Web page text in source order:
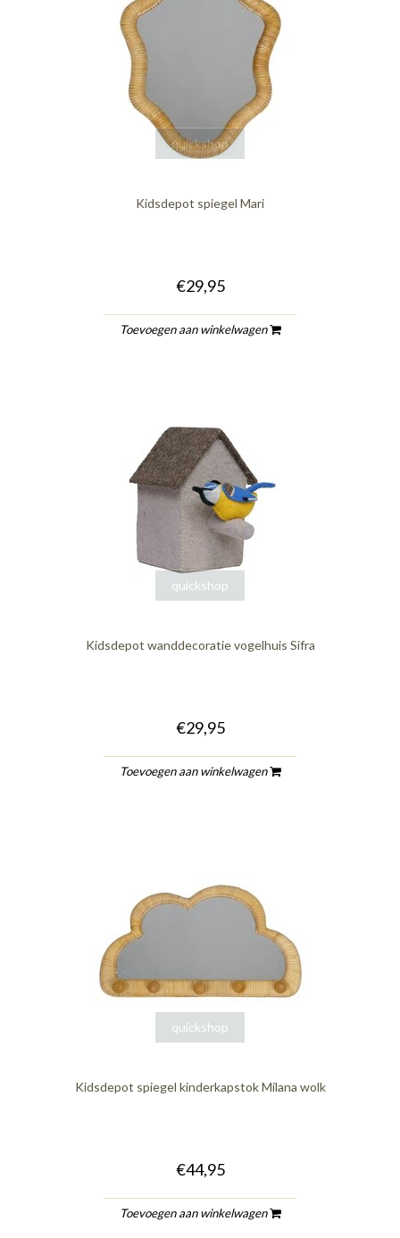
quickshop
Kidsdepot spiegel Mari
€29,95
Toevoegen aan winkelwagen
quickshop
Kidsdepot wanddecoratie vogelhuis Sifra
€29,95
Toevoegen aan winkelwagen
quickshop
Kidsdepot spiegel kinderkapstok Milana wolk
€44,95
Toevoegen aan winkelwagen